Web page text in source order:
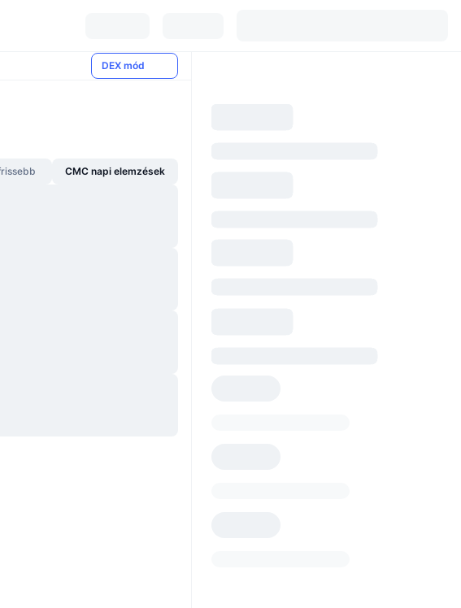
DEX mód
CMC napi elemzések